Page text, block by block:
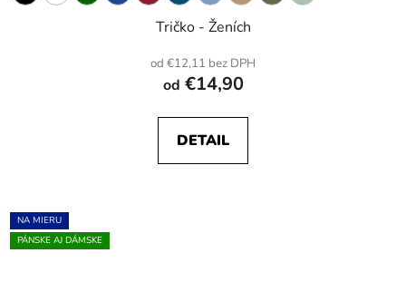
Tričko - Ženích
od €12,11 bez DPH
od €14,90
DETAIL
NA MIERU
PÁNSKE AJ DÁMSKE